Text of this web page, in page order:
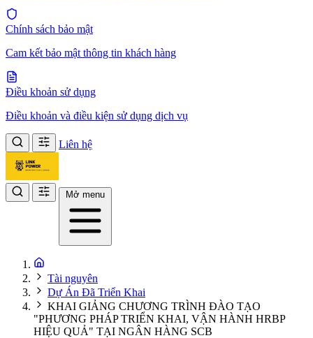
Chính sách bảo mật
Cam kết bảo mật thông tin khách hàng
Điều khoản sử dụng
Điều khoản và điều kiện sử dụng dịch vụ
Liên hệ
Mở menu
Tài nguyên
Dự Án Đã Triển Khai
KHAI GIẢNG CHƯƠNG TRÌNH ĐÀO TẠO
"PHƯƠNG PHÁP TRIỂN KHAI, VẬN HÀNH HRBP
HIỆU QUẢ" TẠI NGÂN HÀNG SCB